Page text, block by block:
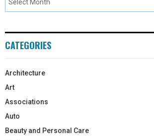
CATEGORIES
Architecture
Art
Associations
Auto
Beauty and Personal Care